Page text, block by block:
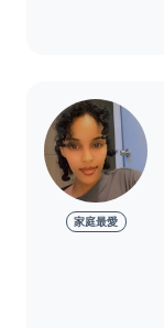
家庭最愛